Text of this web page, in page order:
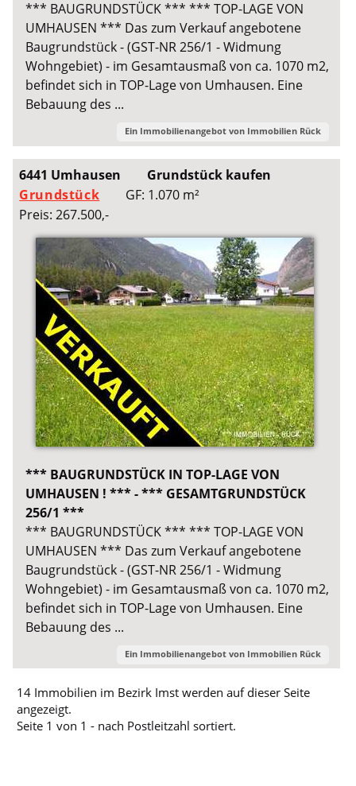
*** BAUGRUNDSTÜCK *** *** TOP-LAGE VON
UMHAUSEN *** Das zum Verkauf angebotene
Baugrundstück - (GST-NR 256/1 - Widmung
Wohngebiet) - im Gesamtausmaß von ca. 1070 m2,
befindet sich in TOP-Lage von Umhausen. Eine
Bebauung des ...
Ein Immobilienangebot von Immobilien Rück
6441 Umhausen
Grundstück kaufen
Grundstück
GF: 1.070 m²
Preis: 267.500,-
*** BAUGRUNDSTÜCK IN TOP-LAGE VON
UMHAUSEN ! *** - *** GESAMTGRUNDSTÜCK
256/1 ***
*** BAUGRUNDSTÜCK *** *** TOP-LAGE VON
UMHAUSEN *** Das zum Verkauf angebotene
Baugrundstück - (GST-NR 256/1 - Widmung
Wohngebiet) - im Gesamtausmaß von ca. 1070 m2,
befindet sich in TOP-Lage von Umhausen. Eine
Bebauung des ...
Ein Immobilienangebot von Immobilien Rück
14 Immobilien im Bezirk Imst werden auf dieser Seite
angezeigt.
Seite 1 von 1 - nach Postleitzahl sortiert.